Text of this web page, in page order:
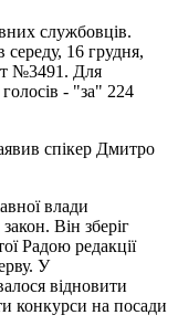
службовців.
середу, 16 грудня,
№3491. Для
- "за" 224
спікер Дмитро
влади
Він зберіг
Радою редакції
У
відновити
конкурси на посади